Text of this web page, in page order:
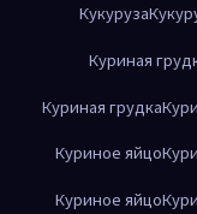
Кукуруза
Куриная
Куриная грудка
Куриное яйцо
Куриное яйцо